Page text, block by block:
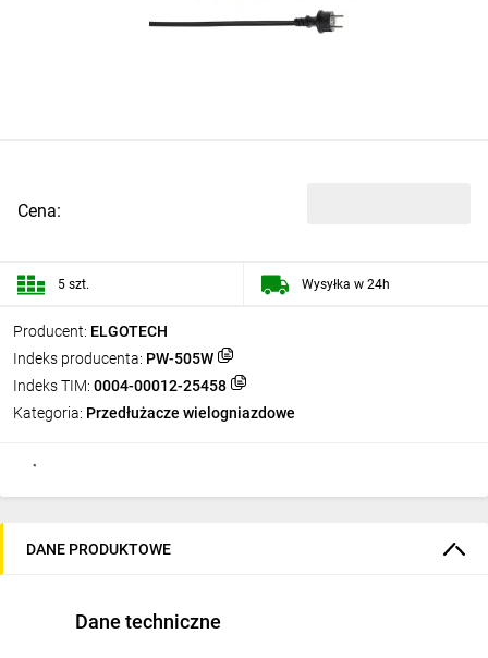
Producent: ELGOTECH
Indeks producenta: PW-505W
Indeks TIM: 0004-00012-25458
Kategoria: Przedłużacze wielogniazdowe
Cena:
5 szt. Wysyłka w 24h
DANE PRODUKTOWE
Dane techniczne